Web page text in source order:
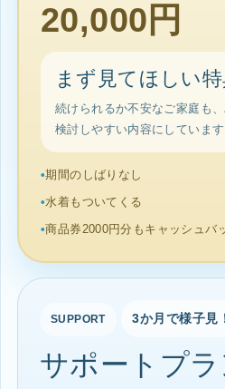
20,000円
まず見てほしい
続けられるか不安なご家庭も
検討しやすい内容にしています
期間のしばりなし
水着もついてくる
商品券2000円分もキャッシュバ
SUPPORT 3か月で様子見
サポートプラ